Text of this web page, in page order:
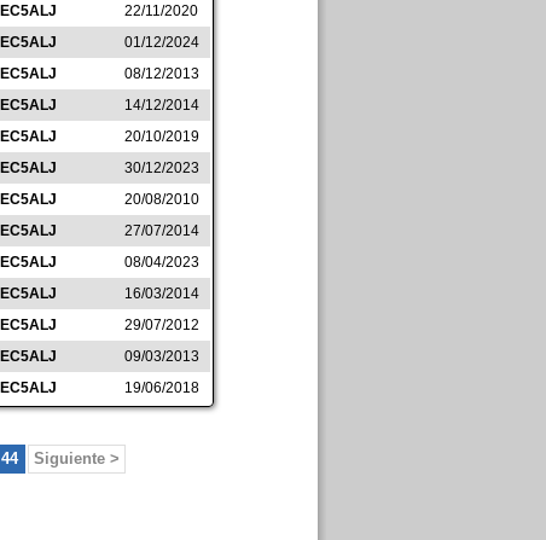
EC5ALJ
22/11/2020
EC5ALJ
01/12/2024
EC5ALJ
08/12/2013
EC5ALJ
14/12/2014
EC5ALJ
20/10/2019
EC5ALJ
30/12/2023
EC5ALJ
20/08/2010
EC5ALJ
27/07/2014
EC5ALJ
08/04/2023
EC5ALJ
16/03/2014
EC5ALJ
29/07/2012
EC5ALJ
09/03/2013
EC5ALJ 19/06/2018
44 Siguiente >